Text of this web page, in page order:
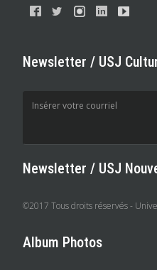
Newsletter / USJ
Newsletter / USJ
©2017 Tous droits réservés -
Album Photos